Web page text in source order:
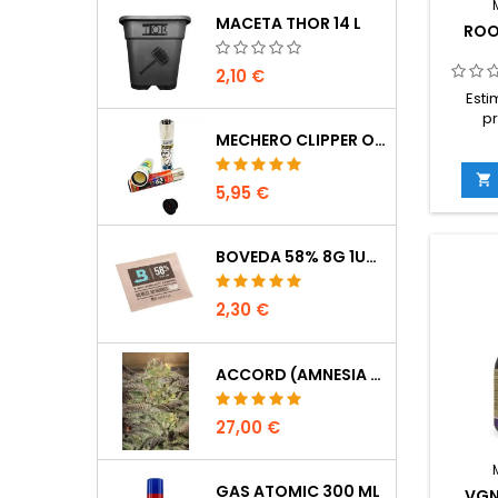
MACETA THOR 14 L
2,10 €
MECHERO CLIPPER OCULTACIÓN
5,95 €
BOVEDA 58% 8G 1UDS
2,30 €
ACCORD (AMNESIA CORDOBESA)
27,00 €
GAS ATOMIC 300 ML
raíces
